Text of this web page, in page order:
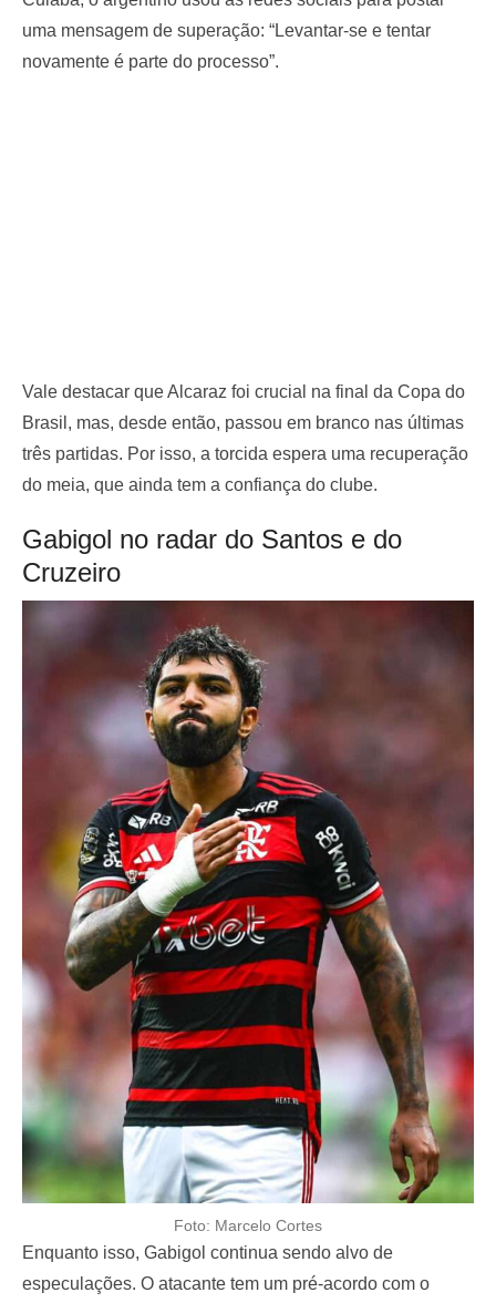
uma mensagem de superação: “Levantar-se e tentar
novamente é parte do processo”.
Vale destacar que Alcaraz foi crucial na final da Copa do
Brasil, mas, desde então, passou em branco nas últimas
três partidas. Por isso, a torcida espera uma recuperação
do meia, que ainda tem a confiança do clube.
Gabigol no radar do Santos e do
Cruzeiro
Foto: Marcelo Cortes
Enquanto isso, Gabigol continua sendo alvo de
especulações. O atacante tem um pré-acordo com o